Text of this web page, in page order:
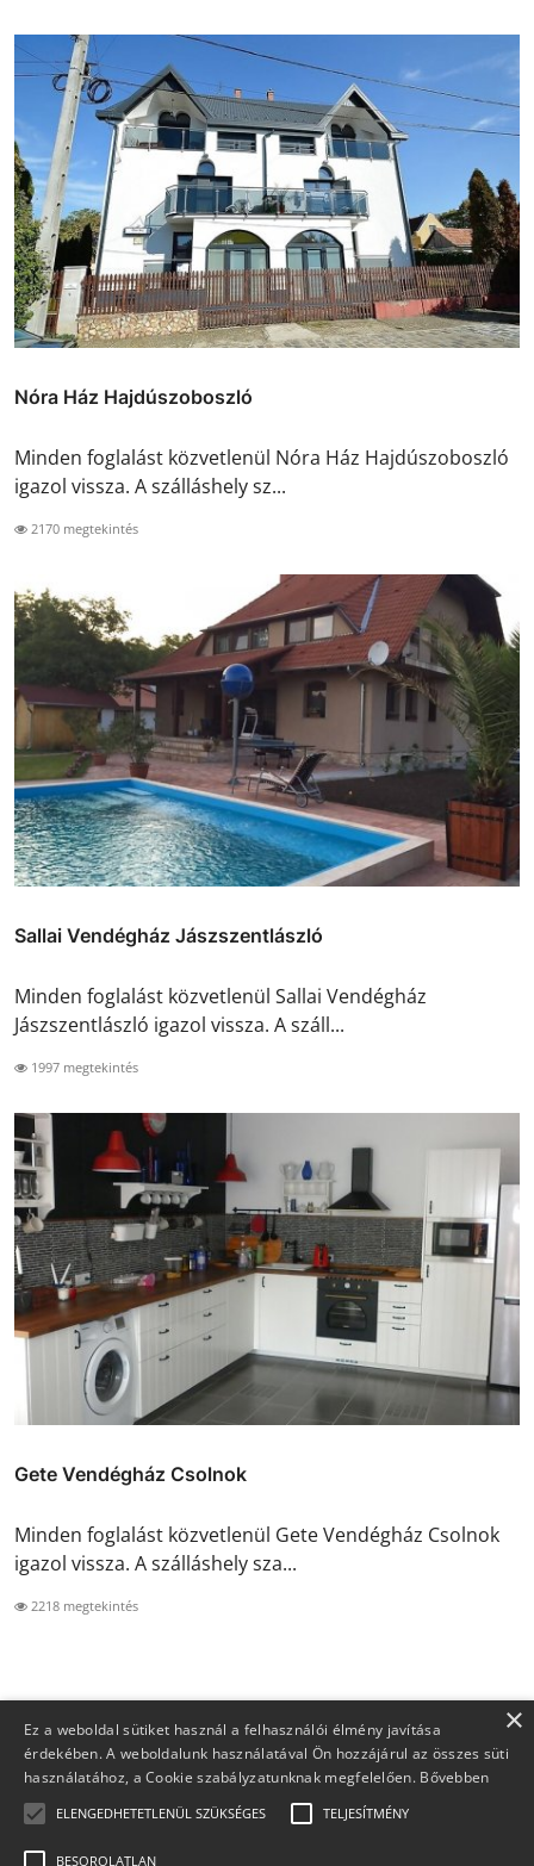
Nóra Ház Hajdúszoboszló
Minden foglalást közvetlenül Nóra Ház Hajdúszoboszló
igazol vissza. A szálláshely sz...
2170 megtekintés
Sallai Vendégház Jászszentlászló
Minden foglalást közvetlenül Sallai Vendégház
Jászszentlászló igazol vissza. A száll...
1997 megtekintés
Gete Vendégház Csolnok
Minden foglalást közvetlenül Gete Vendégház Csolnok
igazol vissza. A szálláshely sza...
2218 megtekintés
×
Ez a weboldal sütiket használ a felhasználói élmény javítása
érdekében. A weboldalunk használatával Ön hozzájárul az összes süti
használatához, a Cookie szabályzatunknak megfelelően. Bővebben
ELENGEDHETETLENÜL SZÜKSÉGES TELJESÍTMÉNY
BESOROLATLAN